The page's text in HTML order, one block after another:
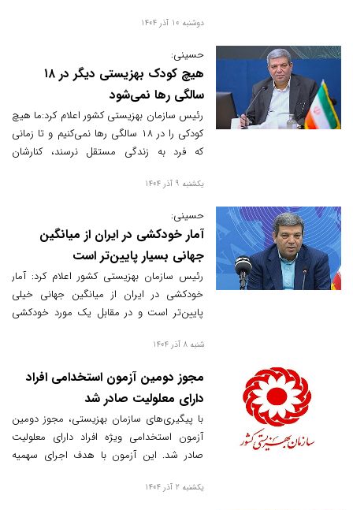
حمایت‌های مالی و معیشتی بهره‌مند شوند.
دوشنبه 10 آذر 1404
حسینی:
هیچ کودک بهزیستی دیگر در ۱۸
سالگی رها نمی‌شود
رئیس سازمان بهزیستی کشور اعلام کرد:ما هیچ
کودکی را در ۱۸ سالگی رها نمی‌کنیم و تا زمانی
که فرد به زندگی مستقل نرسند، کنارشان
یکشنبه 9 آذر 1404
حسینی:
آمار خودکشی در ایران از میانگین
جهانی بسیار پایین‌تر است
رئیس سازمان بهزیستی کشور اعلام کرد: آمار
خودکشی در ایران از میانگین جهانی خیلی
پایین‌تر است و در مقابل یک مورد خودکشی
رها شوند.
شنبه 8 آذر 1404
مجوز دومین آزمون استخدامی افراد
دارای معلولیت صادر شد
با پیگیری‌های سازمان بهزیستی، مجوز دومین
آزمون استخدامی ویژه افراد دارای معلولیت
صادر شد. این آزمون با هدف اجرای سهمیه
قانون حمایت از حقوق افراد دارای معلولیت
یکشنبه 2 آذر 1404